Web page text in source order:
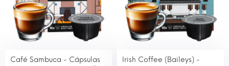
Café Sambuca - Cápsulas
Irish Coffee (Baileys) -